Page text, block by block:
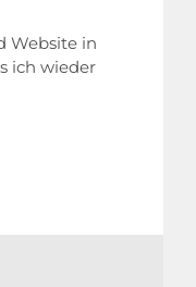
Website in
ich wieder